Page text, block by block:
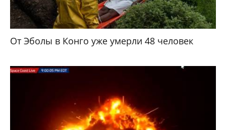
От Эболы в Конго уже умерли 48 человек